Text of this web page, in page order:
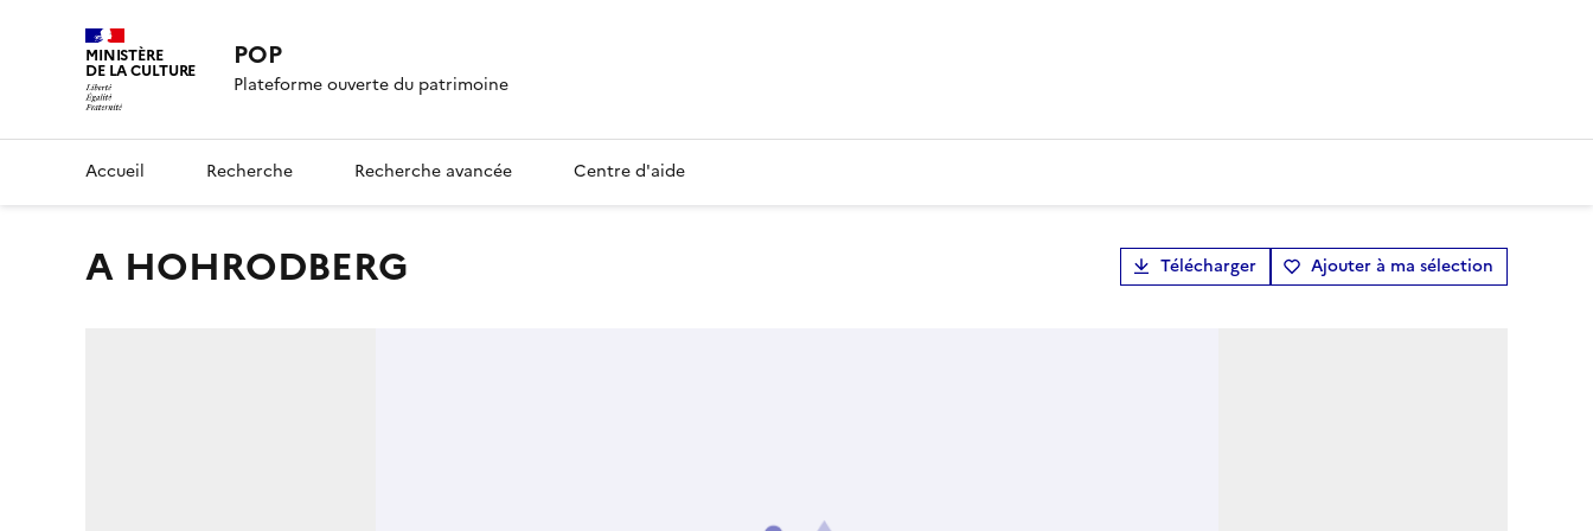
MINISTÈRE
DE LA CULTURE POP
Plateforme ouverte du patrimoine
Accueil Recherche Recherche avancée Centre d'aide
A HOHRODBERG Télécharger Ajouter à ma sélection